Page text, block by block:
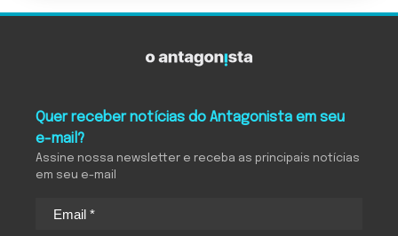
Quer receber notícias do Antagonista em seu
e-mail?
Assine nossa newsletter e receba as principais notícias
em seu e-mail